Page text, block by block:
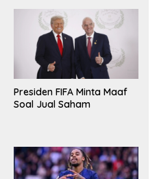
Presiden FIFA Minta Maaf
Soal Jual Saham